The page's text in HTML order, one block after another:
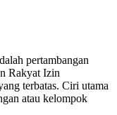
pertambangan
Rakyat Izin
terbatas. Ciri utama
atau kelompok